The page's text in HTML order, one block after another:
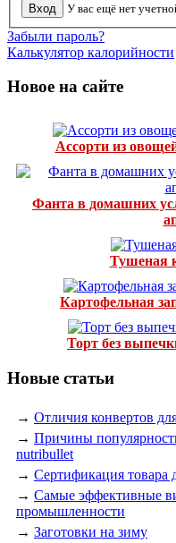
У вас ещё нет
Забыли пароль?
Калькулятор калорийности
Новое на сайте
Ассорти из
Фанта в домашних
Тушеная
Картофельная
Торт без
Новые статьи
→ Отличия конвертов
→ Причины
nutribullet
→ Сертификация товара
→ Самые эффективные
промышленности
→ Заготовки на зиму